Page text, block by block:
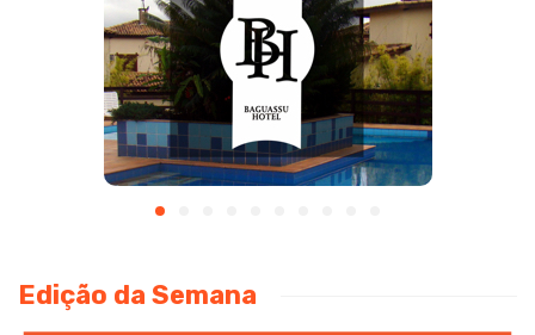
Edição da Semana